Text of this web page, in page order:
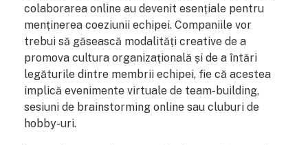
colaborarea online au devenit esențiale pentru
menținerea coeziunii echipei. Companiile vor
trebui să găsească modalități creative de a
promova cultura organizațională și de a întări
legăturile dintre membrii echipei, fie că acestea
implică evenimente virtuale de team-building,
sesiuni de brainstorming online sau cluburi de
hobby-uri.